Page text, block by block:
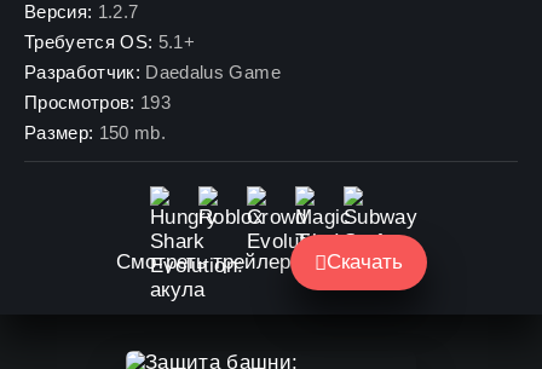
Версия: 1.2.7
Требуется OS: 5.1+
Разработчик: Daedalus Game
Просмотров: 193
Размер: 150 mb.
Смотреть трейлер Скачать